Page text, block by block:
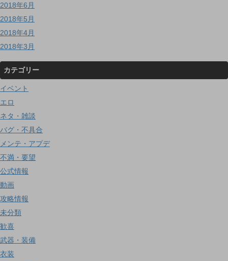
2018年6月
2018年5月
2018年4月
2018年3月
カテゴリー
イベント
エロ
ネタ・雑談
バグ・不具合
メンテ・アプデ
不満・要望
公式情報
動画
攻略情報
未分類
歓喜
武器・装備
衣装